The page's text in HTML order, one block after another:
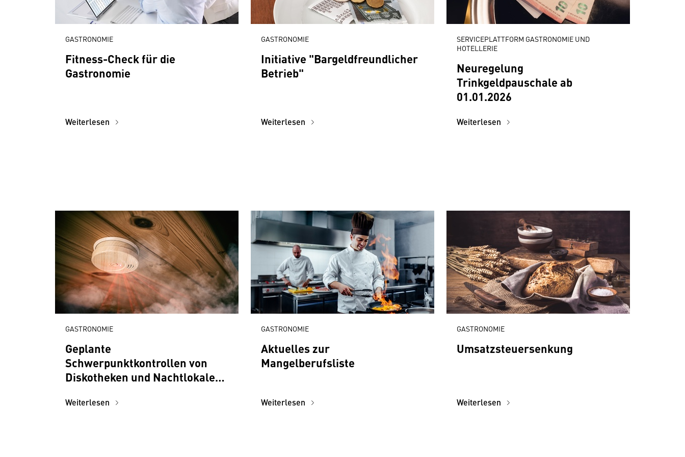
GASTRONOMIE
Fitness-Check für die
Gastronomie
Weiterlesen
GASTRONOMIE
Initiative "Bargeldfreundlicher
Betrieb"
Weiterlesen
SERVICEPLATTFORM GASTRONOMIE UND
HOTELLERIE
Neuregelung
Trinkgeldpauschale ab
01.01.2026
Weiterlesen
GASTRONOMIE
Geplante
Schwerpunktkontrollen von
Diskotheken und Nachtlokalen
Bezirksverwaltungsbehörden
Weiterlesen
GASTRONOMIE
Aktuelles zur
Mangelberufsliste
Weiterlesen
GASTRONOMIE
Umsatzsteuersenkung
Weiterlesen